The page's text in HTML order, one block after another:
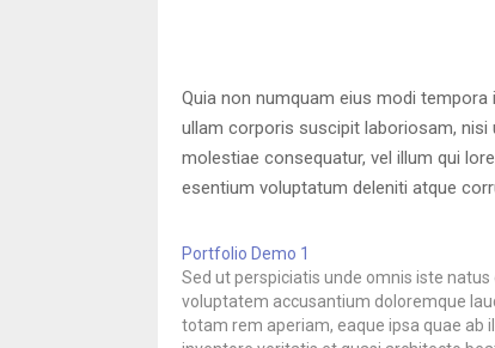
Quia non numquam eius modi
ullam corporis suscipit laboriosam, nisi
molestiae consequatur, vel illum qui
esentium voluptatum deleniti atque
Portfolio Demo 1
Sed ut perspiciatis unde omnis iste natus
voluptatem accusantium doloremque
totam rem aperiam, eaque ipsa quae ab